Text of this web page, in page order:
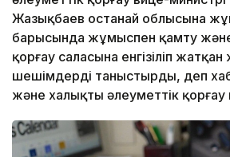
Жазықбаев Қостанай облысына
барысында жұмыспен қамту
қорғау саласына енгізіліп
шешімдерді таныстырды, деп
және халықты әлеуметтік қорғау